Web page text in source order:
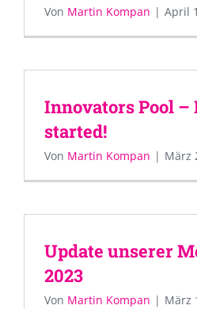
Von Martin Kompan | April
Innovators Pool –
started!
Von Martin Kompan | März
Update unserer
2023
Von Martin Kompan | März